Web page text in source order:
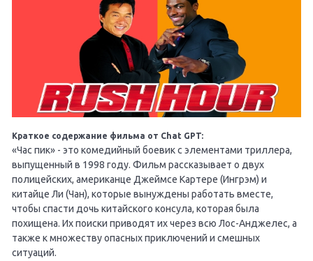
Краткое содержание фильма от Chat GPT:
«Час пик» - это комедийный боевик с элементами триллера,
выпущенный в 1998 году. Фильм рассказывает о двух
полицейских, американце Джеймсе Картере (Ингрэм) и
китайце Ли (Чан), которые вынуждены работать вместе,
чтобы спасти дочь китайского консула, которая была
похищена. Их поиски приводят их через всю Лос-Анджелес, а
также к множеству опасных приключений и смешных
ситуаций.